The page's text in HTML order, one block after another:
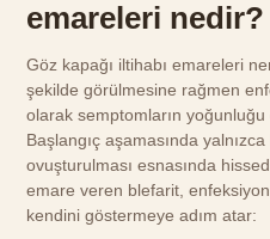
emareleri nedir?
Göz kapağı iltihabı emareleri
şekilde görülmesine rağmen
olarak semptomların
Başlangıç aşamasında yalnızca
ovuşturulması esnasında
emare veren blefarit,
kendini göstermeye adım atar: